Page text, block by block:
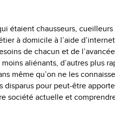
étaient chausseurs,
à domicile à l’aide
de chacun et de
aliénants, d’autres plus
même qu’on ne les
disparus pour peut-être
société actuelle et